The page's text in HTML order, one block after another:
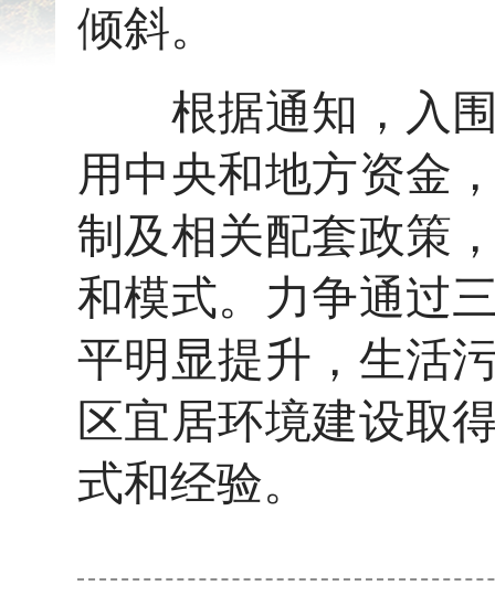
倾斜。
根据通知，入围
用中央和地方资金
制及相关配套政策
和模式。力争通过
平明显提升，生活
区宜居环境建设取
式和经验。